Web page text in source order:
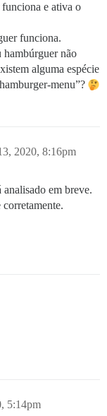
e ativa o
funciona.
hambúrguer não
alguma espécie
menu”?
2020, 8:16pm
analisado em breve.
5:14pm